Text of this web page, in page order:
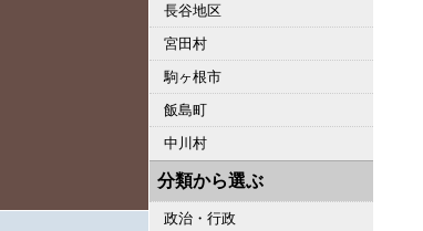
長谷地区
宮田村
駒ヶ根市
飯島町
中川村
分類から選ぶ
政治・行政